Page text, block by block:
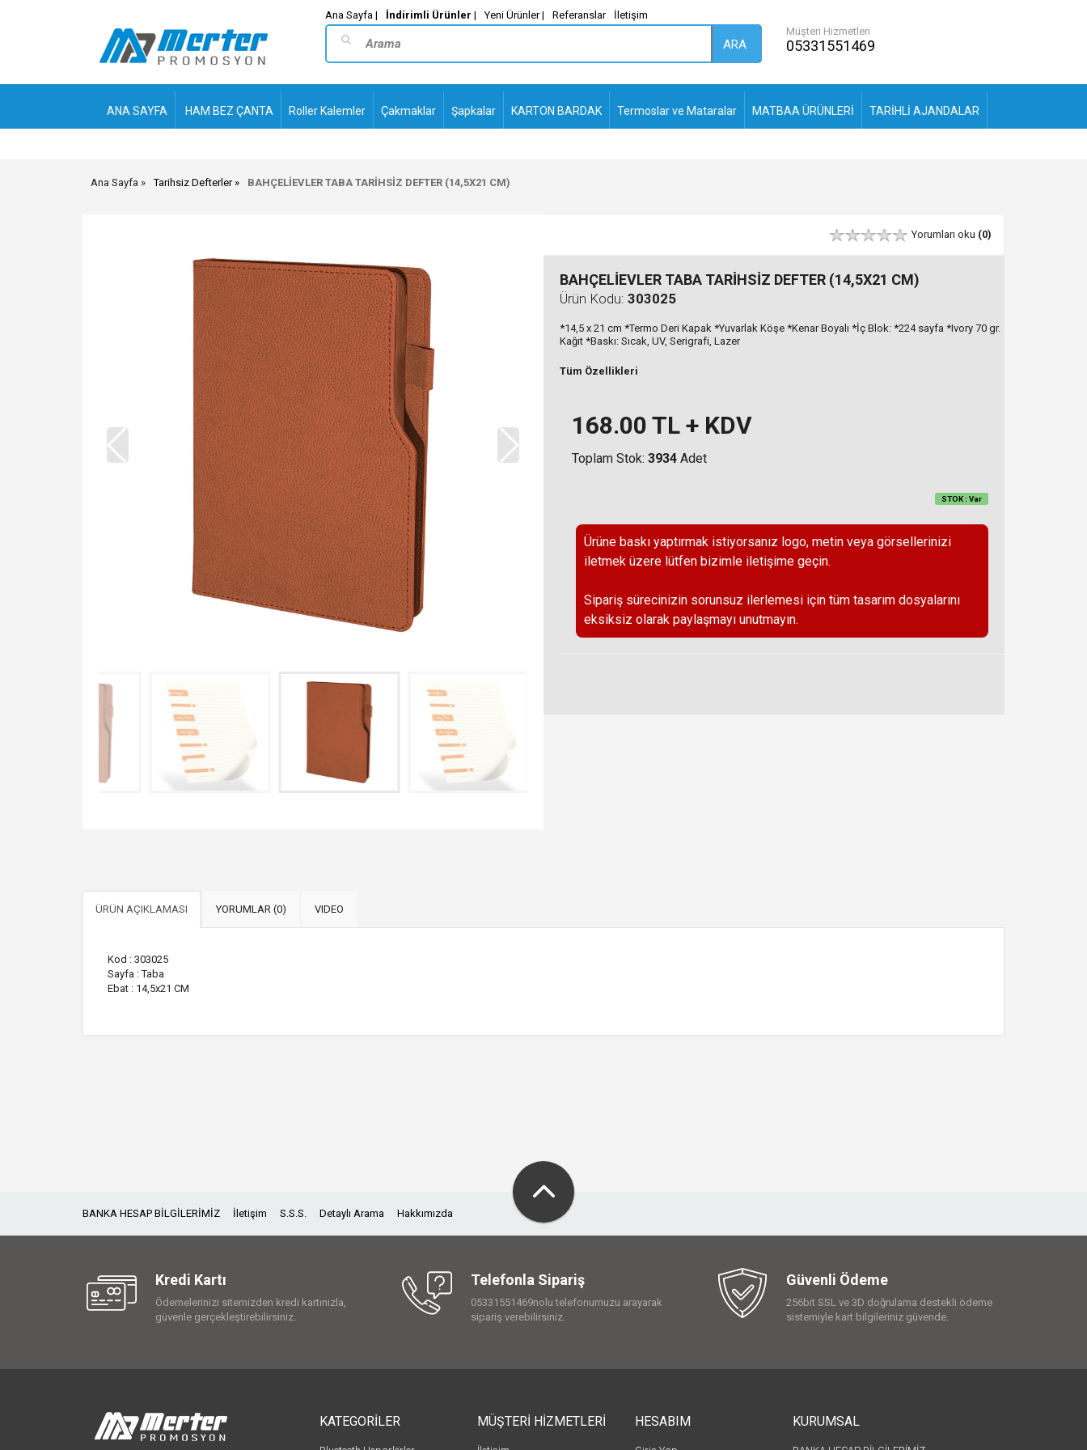
Ana Sayfa | İndirimli Ürünler | Yeni Ürünler | Referanslar İletişim
ARA
Müşteri Hizmetleri
05331551469
ANA SAYFA HAM BEZ ÇANTA Roller Kalemler Çakmaklar Şapkalar KARTON BARDAK Termoslar ve Mataralar MATBAA ÜRÜNLERİ TARİHLİ AJANDALAR
Ana Sayfa Tarihsiz Defterler BAHÇELİEVLER TABA TARİHSİZ DEFTER (14,5X21 CM)
Yorumları oku (0)
BAHÇELİEVLER TABA TARİHSİZ DEFTER (14,5X21 CM)
Ürün Kodu: 303025
*14,5 x 21 cm *Termo Deri Kapak *Yuvarlak Köşe *Kenar Boyalı *İç Blok: *224 sayfa *Ivory 70 gr.
Kağıt *Baskı: Sıcak, UV, Serigrafi, Lazer
Tüm Özellikleri
168.00 TL + KDV
Toplam Stok: 3934 Adet
STOK : Var
Ürüne baskı yaptırmak istiyorsanız logo, metin veya görsellerinizi
iletmek üzere lütfen bizimle iletişime geçin.
Sipariş sürecinizin sorunsuz ilerlemesi için tüm tasarım dosyalarını
eksiksiz olarak paylaşmayı unutmayın.
ÜRÜN AÇIKLAMASI YORUMLAR (0) VIDEO
Kod : 303025
Sayfa : Taba
Ebat : 14,5x21 CM
BANKA HESAP BİLGİLERİMİZ İletişim S.S.S. Detaylı Arama Hakkımızda
Kredi Kartı
Ödemelerinizi sitemizden kredi kartınızla,
güvenle gerçekleştirebilirsiniz.
Telefonla Sipariş
05331551469nolu telefonumuzu arayarak
sipariş verebilirsiniz.
Güvenli Ödeme
256bit SSL ve 3D doğrulama destekli ödeme
sistemiyle kart bilgileriniz güvende.
KATEGORİLER MÜŞTERİ HİZMETLERİ HESABIM KURUMSAL